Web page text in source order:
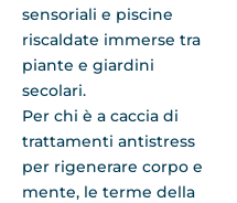
sensoriali e piscine
riscaldate immerse tra
piante e giardini
secolari.
Per chi è a caccia di
trattamenti antistress
per rigenerare corpo e
mente, le terme della